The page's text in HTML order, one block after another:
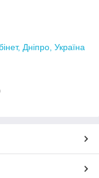
Дніпро, Україна